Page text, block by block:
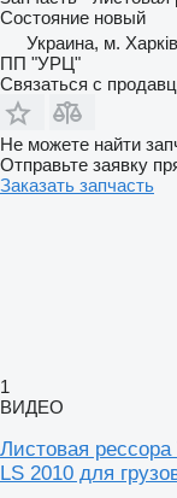
Состояние новый
Украина, м. Харків
ПП "УРЦ"
Связаться с
Не можете найти
Отправьте заявку
Заказать запчасть
1
ВИДЕО
Листовая
LS 2010 для